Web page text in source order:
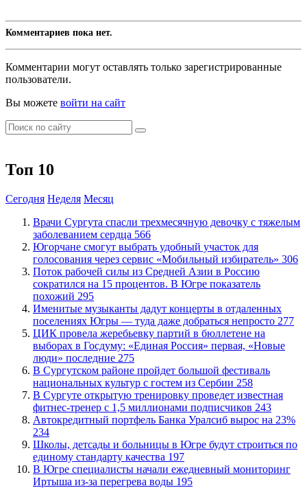
Комментариев пока нет.
Комментарии могут оставлять только зарегистрированные
пользователи.
Вы можете войти на сайт
Топ 10
Сегодня Неделя Месяц
​Врачи Сургута спасли трехмесячную девочку с тяжелым
заболеванием сердца 566
Югорчане смогут выбрать удобный участок для
голосования через сервис «Мобильный избиратель» 306
Поток рабочей силы из Средней Азии в Россию
сократился на 15 процентов. В Югре показатель
похожий 295
Именитые музыканты дадут концерты в отдаленных
поселениях Югры — туда даже добраться непросто 277
ЦИК провела жеребьевку партий в бюллетене на
выборах в Госдуму: «Единая Россия» первая, «Новые
люди» последние 275
В Сургутском районе пройдет большой фестиваль
национальных культур с гостем из Сербии 258
В Сургуте открытую тренировку проведет известная
фитнес-тренер с 1,5 миллионами подписчиков 243
​Автокредитный портфель Банка Уралсиб вырос на 23%
234
Школы, детсады и больницы в Югре будут строиться по
единому стандарту качества 197
В Югре специалисты начали ежедневный мониторинг
Иртыша из-за перегрева воды 195